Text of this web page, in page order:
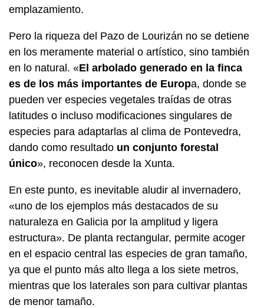
emplazamiento.
Pero la riqueza del Pazo de Lourizán no se detiene
en los meramente material o artístico, sino también
en lo natural. «El arbolado generado en la finca
es de los más importantes de Europa, donde se
pueden ver especies vegetales traídas de otras
latitudes o incluso modificaciones singulares de
especies para adaptarlas al clima de Pontevedra,
dando como resultado un conjunto forestal
único», reconocen desde la Xunta.
En este punto, es inevitable aludir al invernadero,
«uno de los ejemplos más destacados de su
naturaleza en Galicia por la amplitud y ligera
estructura». De planta rectangular, permite acoger
en el espacio central las especies de gran tamaño,
ya que el punto más alto llega a los siete metros,
mientras que los laterales son para cultivar plantas
de menor tamaño.